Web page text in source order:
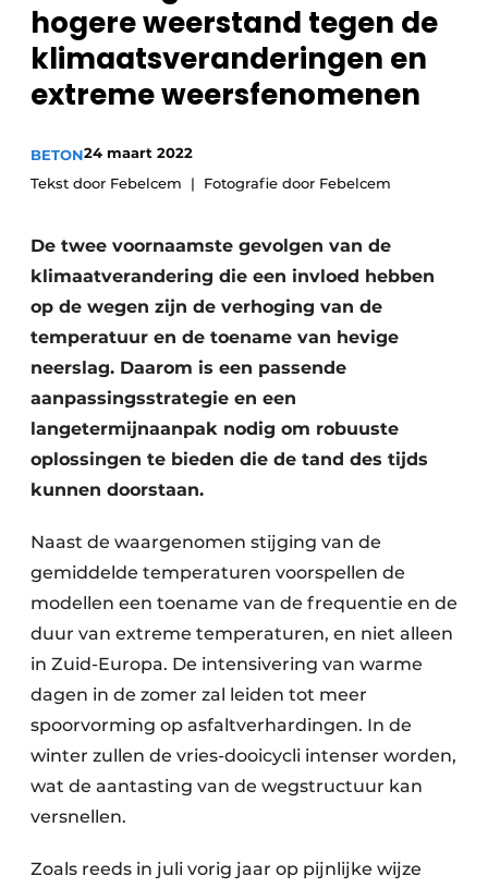
Vacature aanmelden
Vacatures
Video’s
hogere weerstand tegen de
klimaatsveranderingen en
extreme weersfenomenen
BETON24 maart 2022
Tekst door Febelcem
Fotografie door Febelcem
De twee voornaamste gevolgen van de
klimaatverandering die een invloed hebben
op de wegen zijn de verhoging van de
temperatuur en de toename van hevige
neerslag. Daarom is een passende
aanpassingsstrategie en een
langetermijnaanpak nodig om robuuste
oplossingen te bieden die de tand des tijds
kunnen doorstaan.
Naast de waargenomen stijging van de
gemiddelde temperaturen voorspellen de
modellen een toename van de frequentie en de
duur van extreme temperaturen, en niet alleen
in Zuid-Europa. De intensivering van warme
dagen in de zomer zal leiden tot meer
spoorvorming op asfaltverhardingen. In de
winter zullen de vries-dooicycli intenser worden,
wat de aantasting van de wegstructuur kan
versnellen.
Zoals reeds in juli vorig jaar op pijnlijke wijze